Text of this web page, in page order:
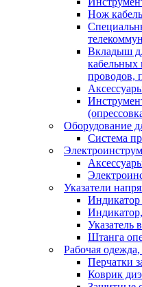
Нож
Вкладыш
кабельных
проводов,
Оборудование
Система
Указатели
Индикатор
Указатель
Штанга
Рабочая
Перчатки
Коврик